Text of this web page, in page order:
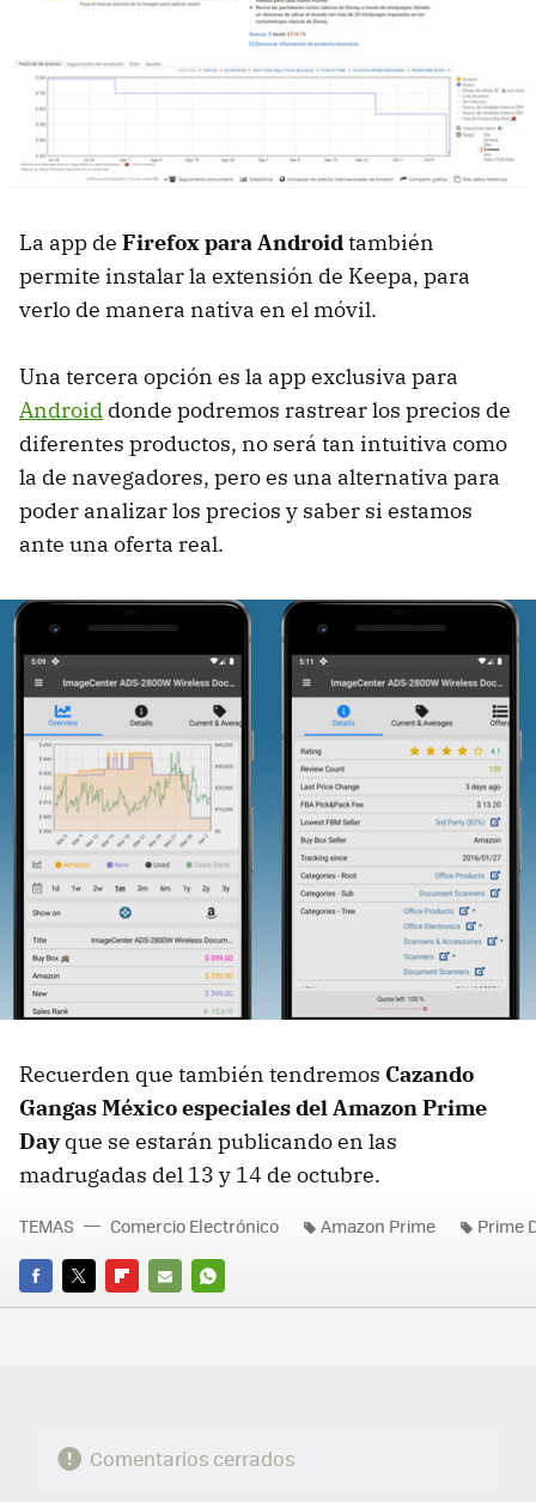
La app de Firefox para Androidtambién
permite instalar la extensión de Keepa, para
verlo de manera nativa en el móvil.
Una tercera opción es la app exclusiva para
Android donde podremos rastrear los precios de
diferentes productos, no será tan intuitiva como
la de navegadores, pero es una alternativa para
poder analizar los precios y saber si estamos
ante una oferta real.
Recuerden que también tendremos Cazando
Gangas México especiales del Amazon Prime
Dayque se estarán publicando en las
madrugadas del 13 y 14 de octubre.
FACEBOOK
TWITTERFLIPBOARD
E-
WHATSAPP
TEMAS Comercio Electrónico Amazon Prime Prime
Comentarios cerrados